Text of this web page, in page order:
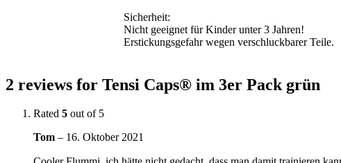
Sicherheit:
Nicht geeignet für Kinder unter 3 Jahren!
Erstickungsgefahr wegen verschluckbarer Teile.
2 reviews for Tensi Caps® im 3er Pack grün
Rated 5 out of 5
Tom – 16. Oktober 2021